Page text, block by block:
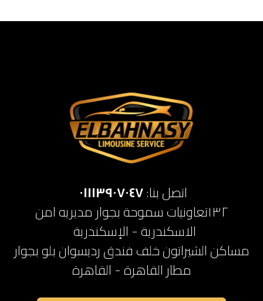
اتصل بنا:٠١١١٣٩٠٧٠٤٧
١٣٢تعاونيات سموحة بجوار مديريه امن
الاسكندرية - الإسكندرية
مساكن الشيراتون خلف فندق رديسوان بلو بجوار
مطار القاهرة - القاهرة